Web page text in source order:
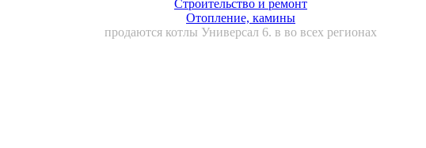
Строительство и ремонт
Отопление, камины
продаются котлы Универсал 6. в во всех регионах